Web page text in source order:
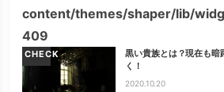
content/themes/shaper/lib/
409
CHECK
黒い貴族とは？現在も
く！
2020.10.20